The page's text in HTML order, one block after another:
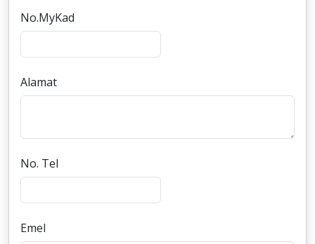
No.MyKad
Alamat
No. Tel
Emel